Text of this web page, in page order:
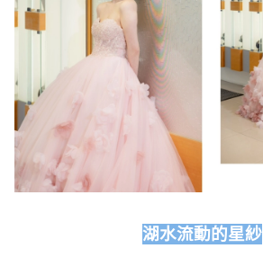
湖水流動的星紗